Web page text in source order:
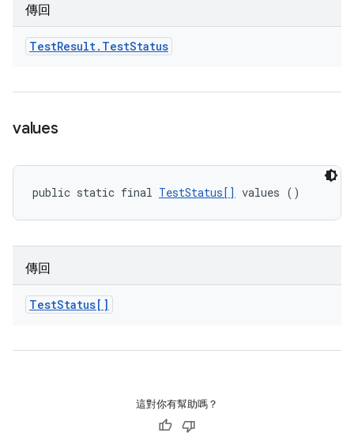
傳回
TestResult. TestStatus
values
public static final TestStatus[] values ()
傳回
TestStatus[]
這對你有幫助嗎？